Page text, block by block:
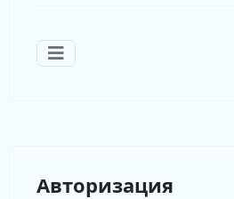
Авторизация